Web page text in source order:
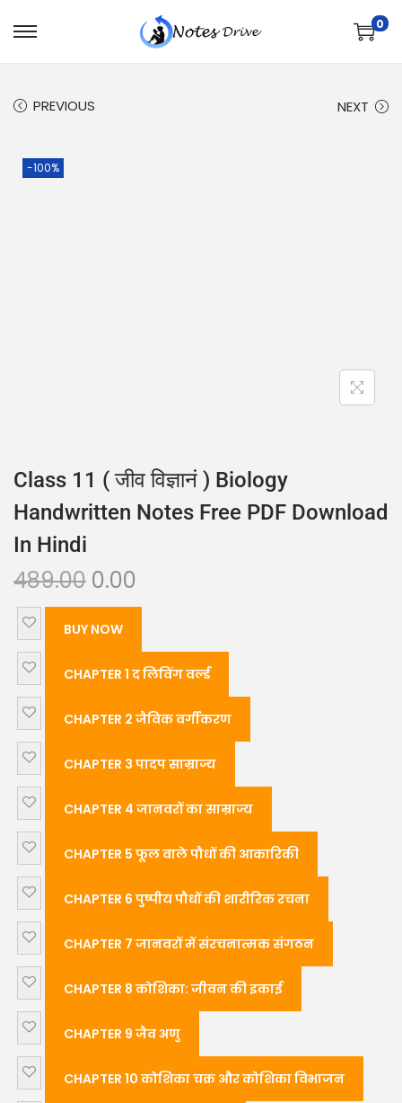
0
PREVIOUS NEXT
-100%
Class 11 ( जीव विज्ञानं ) Biology
Handwritten Notes Free PDF Download
In Hindi
489.00 0.00
BUY NOW
CHAPTER 1 द लिविंग वर्ल्ड
CHAPTER 2 जैविक वर्गीकरण
CHAPTER 3 पादप साम्राज्य
CHAPTER 4 जानवरों का साम्राज्य
CHAPTER 5 फूल वाले पौधों की आकारिकी
CHAPTER 6 पुष्पीय पौधों की शारीरिक रचना
CHAPTER 7 जानवरों में संरचनात्मक संगठन
CHAPTER 8 कोशिका: जीवन की इकाई
CHAPTER 9 जैव अणु
CHAPTER 10 कोशिका चक्र और कोशिका विभाजन